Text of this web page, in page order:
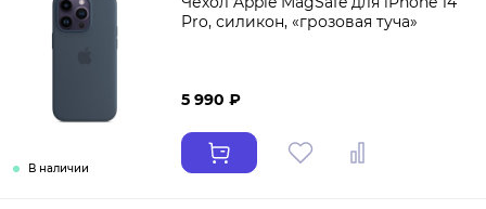
В наличии
Pro, силикон, «грозовая туча»
5 990 ₽